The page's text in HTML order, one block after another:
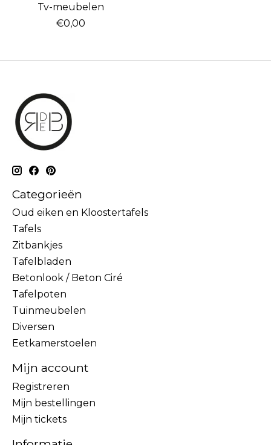
Tv-meubelen
€0,00
Categorieën
Oud eiken en Kloostertafels
Tafels
Zitbankjes
Tafelbladen
Betonlook / Beton Ciré
Tafelpoten
Tuinmeubelen
Diversen
Eetkamerstoelen
Mijn account
Registreren
Mijn bestellingen
Mijn tickets